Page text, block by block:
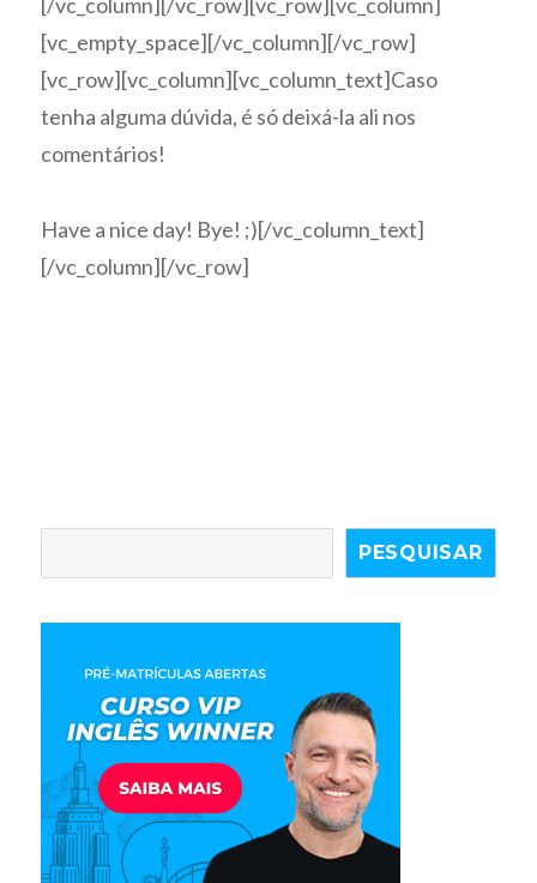
[vc_empty_space][/vc_column][/vc_row]
[vc_row][vc_column][vc_column_text]Caso
tenha alguma dúvida, é só deixá-la ali nos
comentários!
Have a nice day! Bye! ;)[/vc_column_text]
[/vc_column][/vc_row]
PESQUISAR